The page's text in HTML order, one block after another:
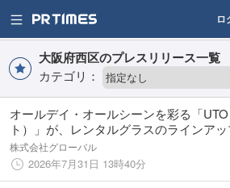
ロ
大阪府西区のプレスリリース一覧
カテゴリ：
オールデイ・オールシーンを彩る「
ト）」が、レンタルグラスのラインア
加わりました。
株式会社グローバル
2026年7月31日 13時40分